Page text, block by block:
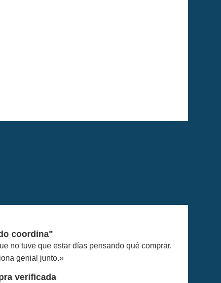
coordina"
no tuve que estar días pensando qué comprar.
genial junto.»
verificada